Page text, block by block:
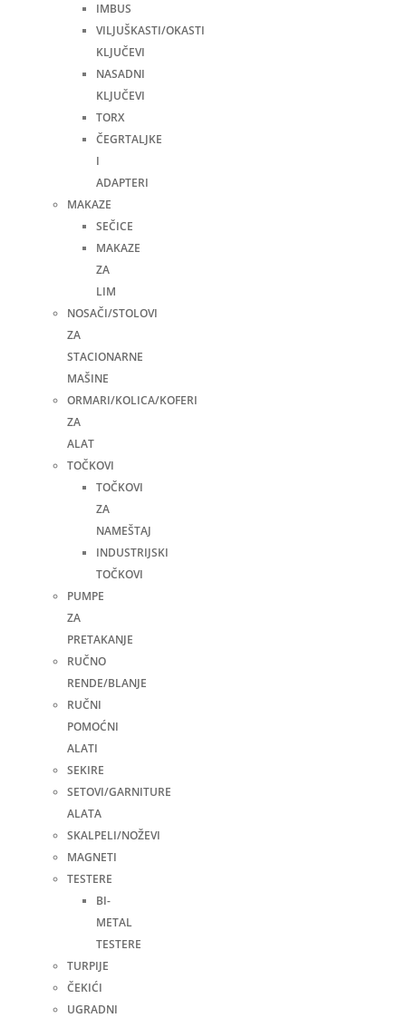
IMBUS
VILJUŠKASTI/OKASTI
KLJUČEVI
NASADNI
KLJUČEVI
TORX
ČEGRTALJKE
I
ADAPTERI
MAKAZE
SEČICE
MAKAZE
ZA
LIM
NOSAČI/STOLOVI
ZA
STACIONARNE
MAŠINE
ORMARI/KOLICA/KOFERI
ZA
ALAT
TOČKOVI
TOČKOVI
ZA
NAMEŠTAJ
INDUSTRIJSKI
TOČKOVI
PUMPE
ZA
PRETAKANJE
RUČNO
RENDE/BLANJE
RUČNI
POMOĆNI
ALATI
SEKIRE
SETOVI/GARNITURE
ALATA
SKALPELI/NOŽEVI
MAGNETI
TESTERE
BI-
METAL
TESTERE
TURPIJE
ČEKIĆI
UGRADNI